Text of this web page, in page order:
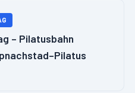
– Pilatusbahn